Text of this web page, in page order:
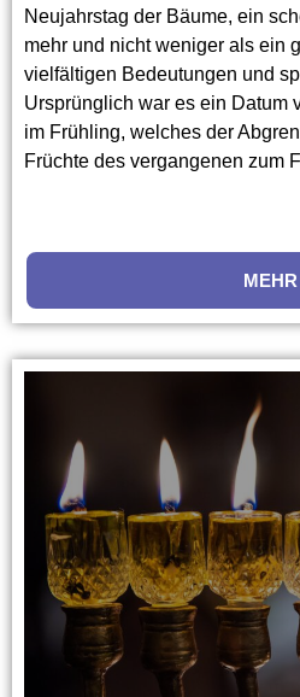
Neujahrstag der Bäume, ein
mehr und nicht weniger als ein
vielfältigen Bedeutungen und
Ursprünglich war es ein Datum
im Frühling, welches der
Früchte des vergangenen zum
MEHR